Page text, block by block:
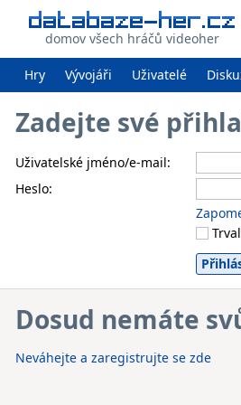
domov všech hráčů videoher
Hry Vývojáři Uživatelé
Zadejte své
Uživatelské jméno/e-mail:
Heslo:
Dosud nemáte
Neváhejte a zaregistrujte se zde